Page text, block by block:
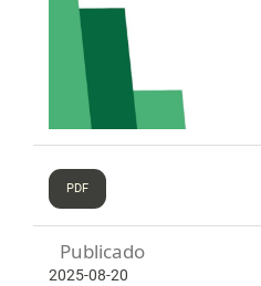
PDF
Publicado
2025-08-20